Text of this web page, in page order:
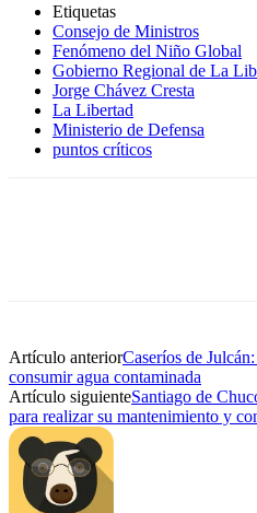
Etiquetas
Consejo de Ministros
Fenómeno del Niño Global
Gobierno Regional de La
Jorge Chávez Cresta
La Libertad
Ministerio de Defensa
puntos críticos
Artículo anteriorCaseríos de
consumir agua contaminada
Artículo siguienteSantiago de
para realizar su mantenimiento y